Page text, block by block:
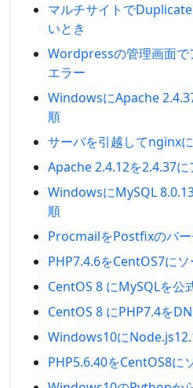
マルチサイトで
いとき
Wordpressの管理画面で
エラー
WindowsにApache
順
サーバを引越してnginx
Apache 2.4.12を2.4.37
WindowsにMySQL
順
ProcmailをPostfixのバ
PHP7.4.6をCentOS7に
CentOS 8 にMySQLを公
CentOS 8 にPHP7.4を
Windows10に
PHP5.6.40をCentOS8に